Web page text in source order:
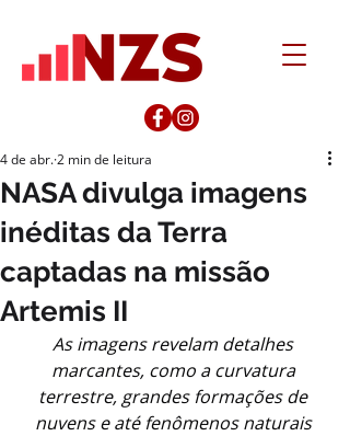
NASA divulga imagens
inéditas da Terra
captadas na missão
Artemis II
4 de abr.2 min de leitura
As imagens revelam detalhes
marcantes, como a curvatura
terrestre, grandes formações de
nuvens e até fenômenos naturais